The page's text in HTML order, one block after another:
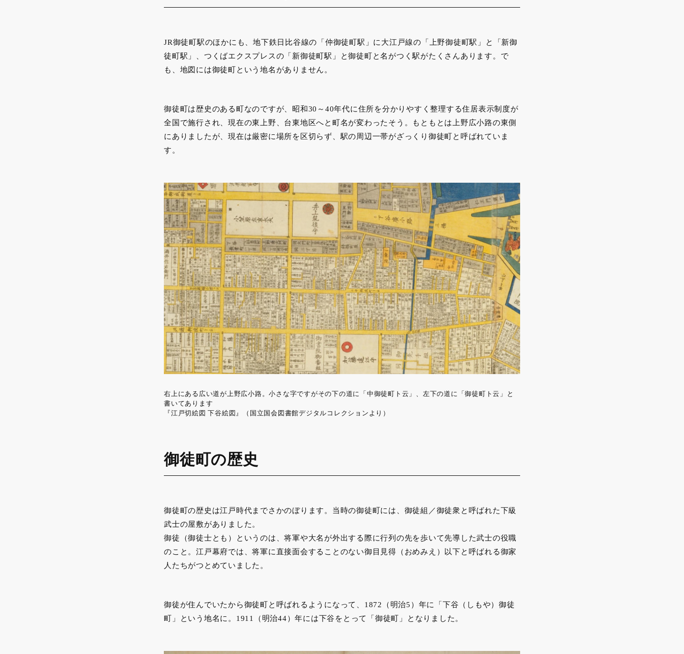
JR御徒町駅のほかにも、地下鉄日比谷線の「仲御徒町駅」に大江戸線の「上野御徒町駅」と「新御
徒町駅」、つくばエクスプレスの「新御徒町駅」と御徒町と名がつく駅がたくさんあります。で
も、地図には御徒町という地名がありません。
御徒町は歴史のある町なのですが、昭和30～40年代に住所を分かりやすく整理する住居表示制度が
全国で施行され、現在の東上野、台東地区へと町名が変わったそう。もともとは上野広小路の東側
にありましたが、現在は厳密に場所を区切らず、駅の周辺一帯がざっくり御徒町と呼ばれていま
す。
右上にある広い道が上野広小路。小さな字ですがその下の道に「中御徒町ト云」、左下の道に「御徒町ト云」と
書いてあります
『江戸切絵図 下谷絵図』（国立国会図書館デジタルコレクションより）
御徒町の歴史
御徒町の歴史は江戸時代までさかのぼります。当時の御徒町には、御徒組／御徒衆と呼ばれた下級
武士の屋敷がありました。
御徒（御徒士とも）というのは、将軍や大名が外出する際に行列の先を歩いて先導した武士の役職
のこと。江戸幕府では、将軍に直接面会することのない御目見得（おめみえ）以下と呼ばれる御家
人たちがつとめていました。
御徒が住んでいたから御徒町と呼ばれるようになって、1872（明治5）年に「下谷（しもや）御徒
町」という地名に。1911（明治44）年には下谷をとって「御徒町」となりました。